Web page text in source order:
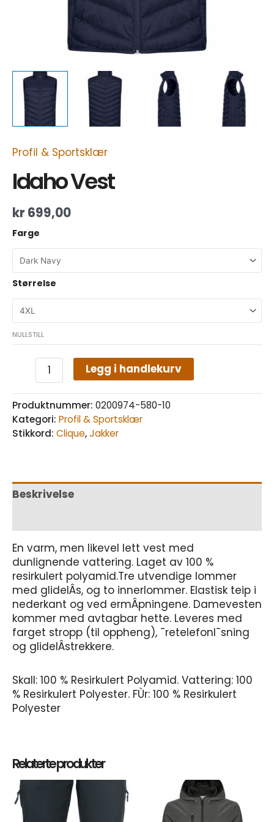
Profil & Sportsklær
Idaho Vest
kr 699,00
Farge
Størrelse
NULLSTILL
Legg i handlekurv
Produktnummer: 0200974-580-10
Kategori: Profil & Sportsklær
Stikkord: Clique,Jakker
Beskrivelse
En varm, men likevel lett vest med
dunlignende vattering. Laget av 100 %
resirkulert polyamid.Tre utvendige lommer
med glidelÂs, og to innerlommer. Elastisk teip i
nederkant og ved ermÂpningene. Damevesten
kommer med avtagbar hette. Leveres med
farget stropp (til oppheng), ¯retelefonl¯sning
og glidelÂstrekkere.
Skall: 100 % Resirkulert Polyamid. Vattering: 100
% Resirkulert Polyester. FÙr: 100 % Resirkulert
Polyester
Relaterte produkter
Dette
produktet
har